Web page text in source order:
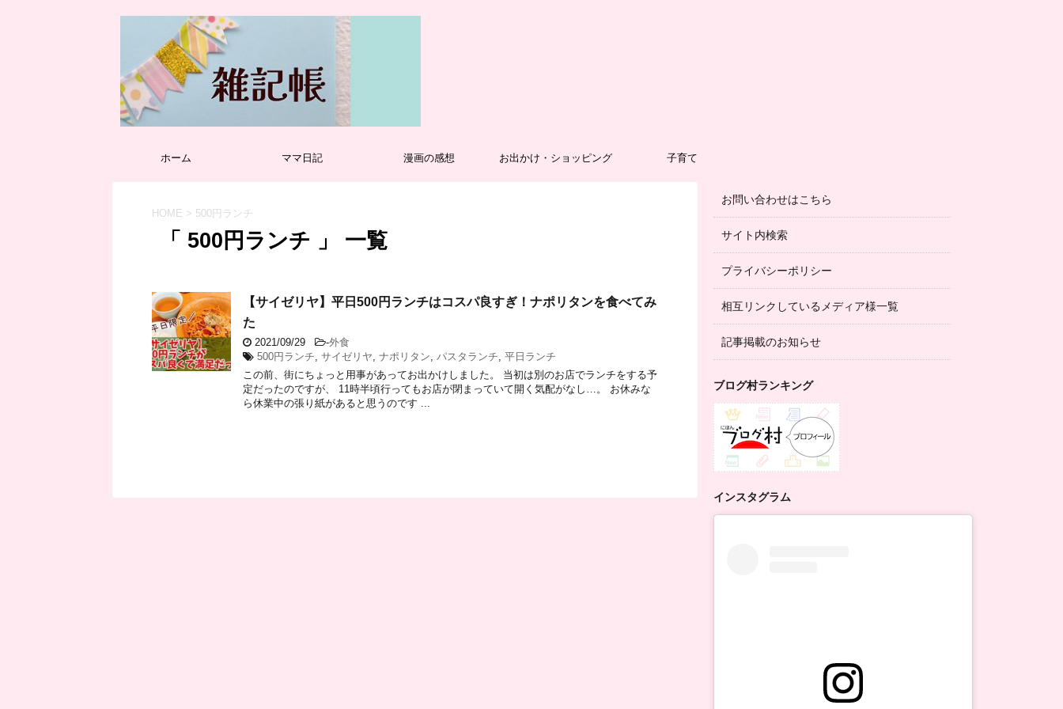
ホーム ママ日記 漫画の感想 お出かけ・ショッピング 子育て
HOME > 500円ランチ
「 500円ランチ 」 一覧
【サイゼリヤ】平日500円ランチはコスパ良すぎ！ナポリタンを食べてみ
た
2021/09/29 -外食
500円ランチ サイゼリヤ ナポリタン パスタランチ 平日ランチ
この前、街にちょっと用事があってお出かけしました。 当初は別のお店でランチをする予
定だったのですが、 11時半頃行ってもお店が閉まっていて開く気配がなし…。 お休みな
ら休業中の張り紙があると思うのです ...
お問い合わせはこちら
サイト内検索
プライバシーポリシー
相互リンクしているメディア様一覧
記事掲載のお知らせ
ブログ村ランキング
インスタグラム